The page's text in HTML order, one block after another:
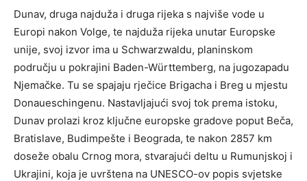
Dunav, druga najduža i druga rijeka s najviše vode u
Europi nakon Volge, te najduža rijeka unutar Europske
unije, svoj izvor ima u Schwarzwaldu, planinskom
području u pokrajini Baden-Württemberg, na jugozapadu
Njemačke. Tu se spajaju rječice Brigacha i Breg u mjestu
Donaueschingenu. Nastavljajući svoj tok prema istoku,
Dunav prolazi kroz ključne europske gradove poput Beča,
Bratislave, Budimpešte i Beograda, te nakon 2857 km
doseže obalu Crnog mora, stvarajući deltu u Rumunjskoj i
Ukrajini, koja je uvrštena na UNESCO-ov popis svjetske